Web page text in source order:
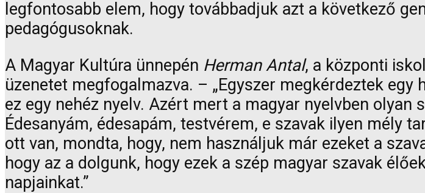
legfontosabb elem, hogy továbbadjuk azt a következő
pedagógusoknak.
A Magyar Kultúra ünnepén Herman Antal, a központi
üzenetet megfogalmazva. – „Egyszer megkérdeztek
ez egy nehéz nyelv. Azért mert a magyar nyelvben olyan
Édesanyám, édesapám, testvérem, e szavak ilyen mély
ott van, mondta, hogy, nem használjuk már ezeket a
hogy az a dolgunk, hogy ezek a szép magyar szavak
napjainkat.”